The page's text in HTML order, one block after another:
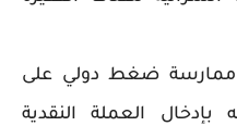
ممارسة ضغط دولي على
بإدخال العملة النقدية